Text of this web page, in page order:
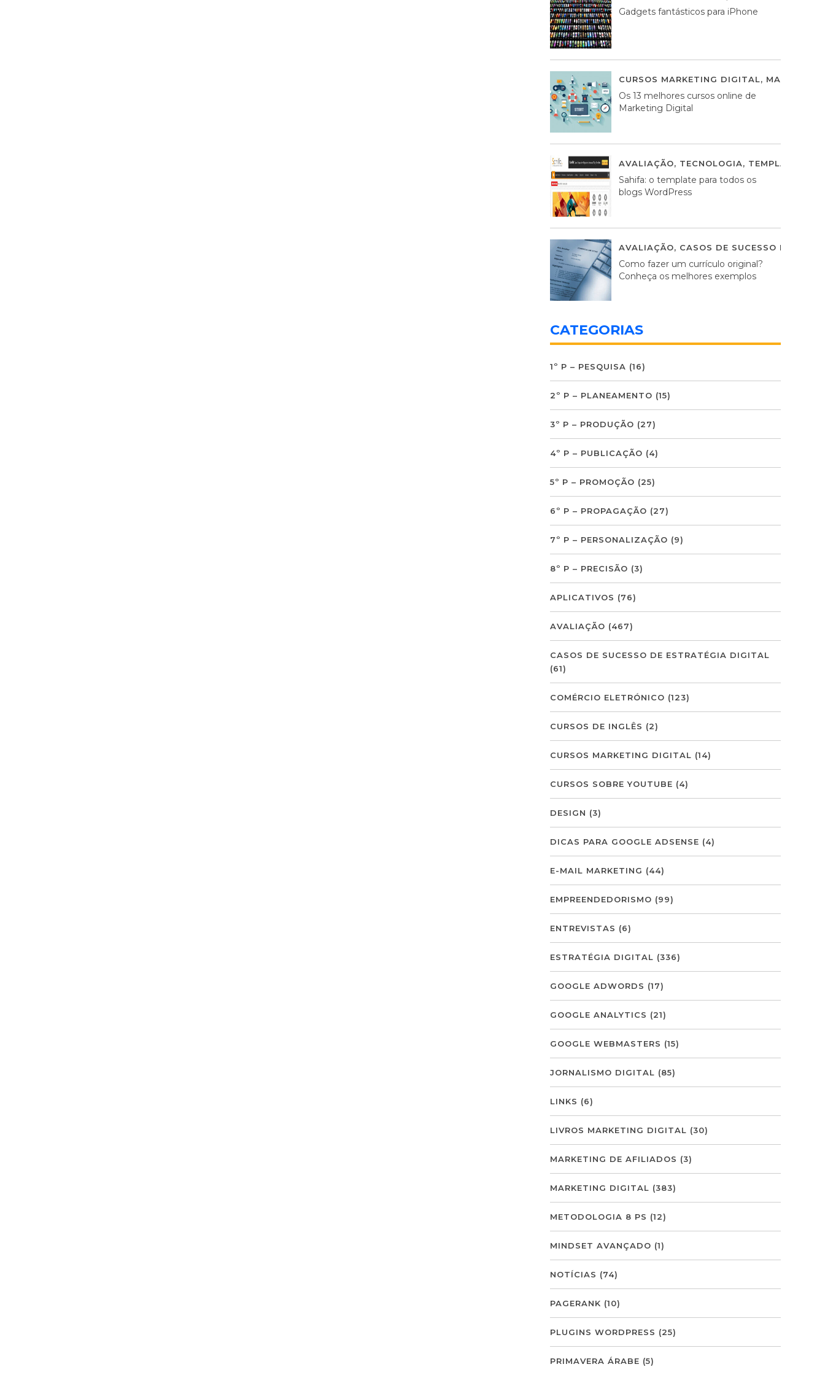
Gadgets fantásticos para iPhone
CURSOS MARKETING DIGITAL,
Os 13 melhores cursos online de
Marketing Digital
AVALIAÇÃO, TECNOLOGIA, TEMPLATES
Sahifa: o template para todos os
blogs WordPress
AVALIAÇÃO, CASOS DE SUCESSO DE
Como fazer um currículo original?
Conheça os melhores exemplos
CATEGORIAS
1º P – PESQUISA (16)
2º P – PLANEAMENTO (15)
3º P – PRODUÇÃO (27)
4º P – PUBLICAÇÃO (4)
5º P – PROMOÇÃO (25)
6º P – PROPAGAÇÃO (27)
7º P – PERSONALIZAÇÃO (9)
8º P – PRECISÃO (3)
APLICATIVOS (76)
AVALIAÇÃO (467)
CASOS DE SUCESSO DE ESTRATÉGIA DIGITAL
(61)
COMÉRCIO ELETRÓNICO (123)
CURSOS DE INGLÊS (2)
CURSOS MARKETING DIGITAL (14)
CURSOS SOBRE YOUTUBE (4)
DESIGN (3)
DICAS PARA GOOGLE ADSENSE (4)
E-MAIL MARKETING (44)
EMPREENDEDORISMO (99)
ENTREVISTAS (6)
ESTRATÉGIA DIGITAL (336)
GOOGLE ADWORDS (17)
GOOGLE ANALYTICS (21)
GOOGLE WEBMASTERS (15)
JORNALISMO DIGITAL (85)
LINKS (6)
LIVROS MARKETING DIGITAL (30)
MARKETING DE AFILIADOS (3)
MARKETING DIGITAL (383)
METODOLOGIA 8 PS (12)
MINDSET AVANÇADO (1)
NOTÍCIAS (74)
PAGERANK (10)
PLUGINS WORDPRESS (25)
PRIMAVERA ÁRABE (5)